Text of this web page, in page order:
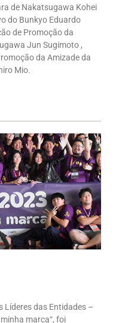
de Nakatsugawa Kohei
do Bunkyo Eduardo
de Promoção da
Jun Sugimoto ,
da Amizade da
Mio.
Líderes das Entidades –
marca“, foi